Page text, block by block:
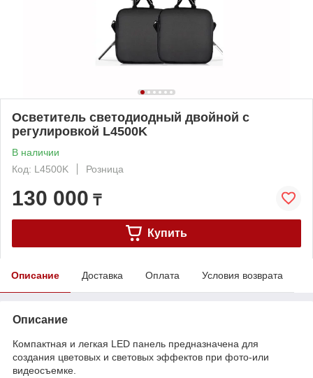
Осветитель светодиодный двойной с
регулировкой L4500K
В наличии
Код: L4500K
Розница
130 000 ₸
Купить
Описание Доставка Оплата Условия возврата
Описание
Компактная и легкая LED панель предназначена для
создания цветовых и световых эффектов при фото-или
видеосъемке.